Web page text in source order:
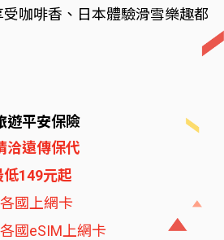
咖啡香、日本體驗滑雪樂趣都
遊平安保險
洽遠傳保代
低149元起
各國上網卡
各國eSIM上網卡